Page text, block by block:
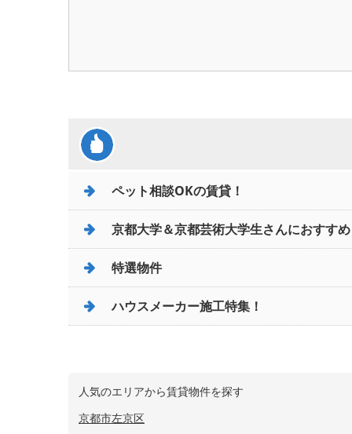
ペット相談OKの賃貸！
京都大学＆京都芸術大学生さんにおすす
特選物件
ハウスメーカー施工特集！
人気のエリアから賃貸物件を探す
京都市左京区